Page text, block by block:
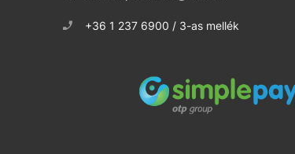
+36 1 237 6900 / 3-as mellék